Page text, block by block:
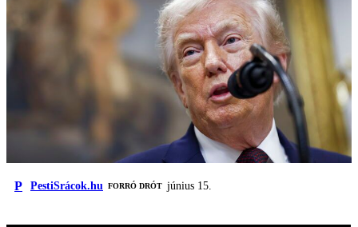
P PestiSrácok.hu FORRÓ DRÓT június 15.